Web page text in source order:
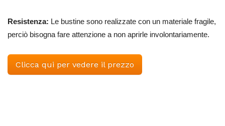
Resistenza: Le bustine sono realizzate con un materiale fragile,
perciò bisogna fare attenzione a non aprirle involontariamente.
Clicca qui per vedere il prezzo